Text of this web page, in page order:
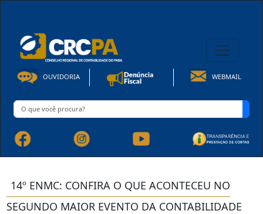
OUVIDORIA WEBMAIL
14º ENMC: CONFIRA O QUE ACONTECEU NO
SEGUNDO MAIOR EVENTO DA CONTABILIDADE